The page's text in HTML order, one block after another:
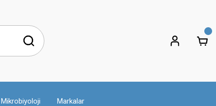
Mikrobiyoloji Markalar